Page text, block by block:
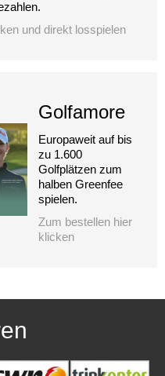
und direkt losspielen
Golfamore
Europaweit auf bis
zu 1.600
Golfplätzen zum
halben Greenfee
spielen.
Zum bestellen hier
klicken